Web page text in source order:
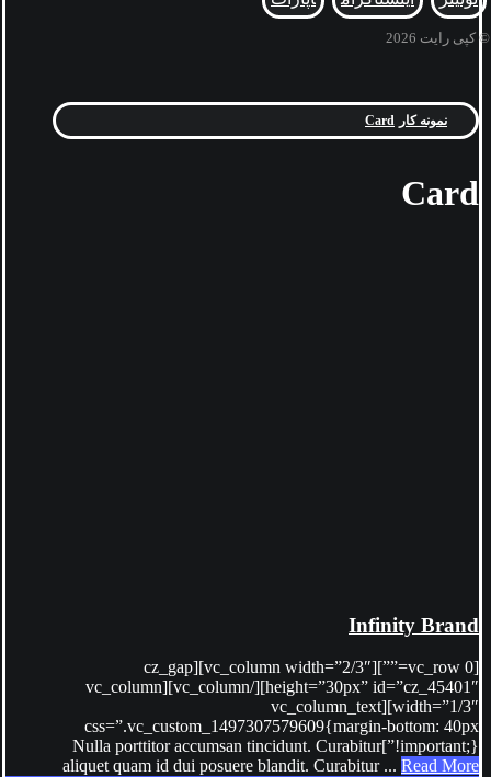
© کپی رایت 2026
نمونه کار Card
Card
Infinity Brand
[vc_row 0=””][vc_column width=”2/3″][cz_gap
height=”30px” id=”cz_45401″][/vc_column][vc_column
width=”1/3″][vc_column_text
css=”.vc_custom_1497307579609{margin-bottom: 40px
!important;}”]Nulla porttitor accumsan tincidunt. Curabitur
aliquet quam id dui posuere blandit. Curabitur ... Read More